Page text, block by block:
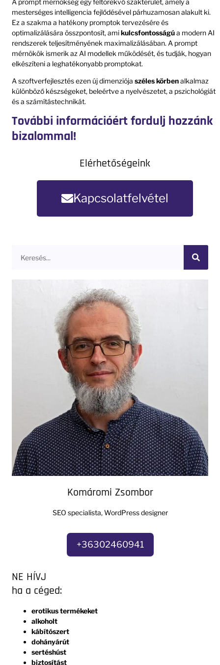
mesterséges intelligencia fejlődésével párhuzamosan alakult ki.
Ez a szakma a hatékony promptok tervezésére és
optimalizálására összpontosít, amikulcsfontosságúa modern AI
rendszerek teljesítményének maximalizálásában. A prompt
mérnökök ismerik az AI modellek működését, és tudják, hogyan
elkészíteni a leghatékonyabb promptokat.
A szoftverfejlesztés ezen új dimenziója széles körbenalkalmaz
különböző készségeket, beleértve a nyelvészetet, a pszichológiát
és a számítástechnikát.
További információért fordulj hozzánk
bizalommal!
Elérhetőségeink
Kapcsolatfelvétel
Komáromi Zsombor
SEO specialista, WordPress designer
+36302460941
NE HÍVJ
ha a céged:
erotikus termékeket
alkoholt
kábítószert
dohányárút
sertéshúst
biztosítást